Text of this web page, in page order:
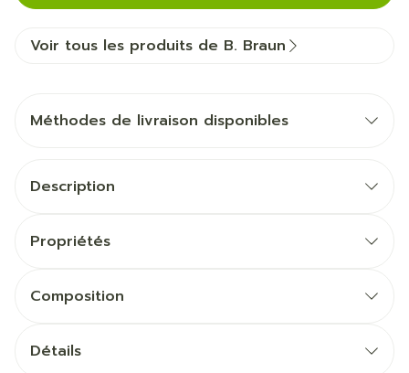
Voir tous les produits de B. Braun
Méthodes de livraison disponibles
Description
Propriétés
Composition
Détails